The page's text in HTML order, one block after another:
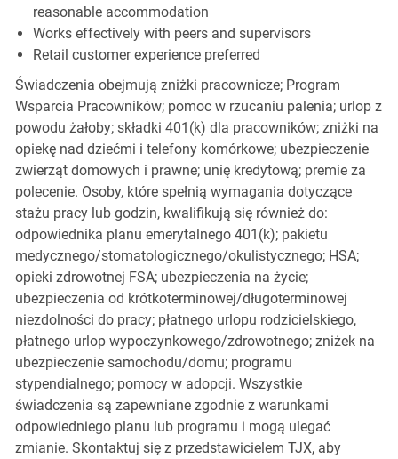
reasonable accommodation
Works effectively with peers and supervisors
Retail customer experience preferred
Świadczenia obejmują zniżki pracownicze; Program
Wsparcia Pracowników; pomoc w rzucaniu palenia; urlop z
powodu żałoby; składki 401(k) dla pracowników; zniżki na
opiekę nad dziećmi i telefony komórkowe; ubezpieczenie
zwierząt domowych i prawne; unię kredytową; premie za
polecenie. Osoby, które spełnią wymagania dotyczące
stażu pracy lub godzin, kwalifikują się również do:
odpowiednika planu emerytalnego 401(k); pakietu
medycznego/stomatologicznego/okulistycznego; HSA;
opieki zdrowotnej FSA; ubezpieczenia na życie;
ubezpieczenia od krótkoterminowej/długoterminowej
niezdolności do pracy; płatnego urlopu rodzicielskiego,
płatnego urlop wypoczynkowego/zdrowotnego; zniżek na
ubezpieczenie samochodu/domu; programu
stypendialnego; pomocy w adopcji. Wszystkie
świadczenia są zapewniane zgodnie z warunkami
odpowiedniego planu lub programu i mogą ulegać
zmianie. Skontaktuj się z przedstawicielem TJX, aby